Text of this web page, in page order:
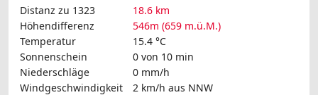
Distanz zu 1323
18.6 km
Höhendifferenz
546m (659 m.ü.M.)
Temperatur
15.4 °C
Sonnenschein
0 von 10 min
Niederschläge
0 mm/h
Windgeschwindigkeit
2 km/h aus NNW